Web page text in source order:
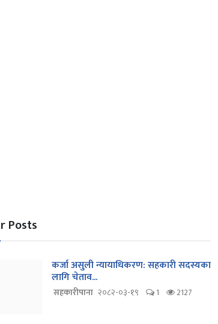
Posts
कर्जा असुली न्यायाधिकरण: सहकारी सदस्यका
लागि चेताव...
सहकारीपाना २०८२-०३-१९ 1 2127